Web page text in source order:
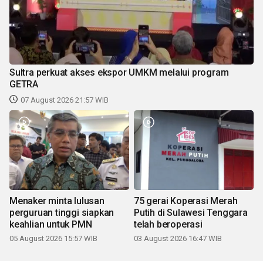
Sultra perkuat akses ekspor UMKM melalui program
GETRA
07 August 2026 21:57 WIB
Menaker minta lulusan
perguruan tinggi siapkan
keahlian untuk PMN
05 August 2026 15:57 WIB
75 gerai Koperasi Merah
Putih di Sulawesi Tenggara
telah beroperasi
03 August 2026 16:47 WIB